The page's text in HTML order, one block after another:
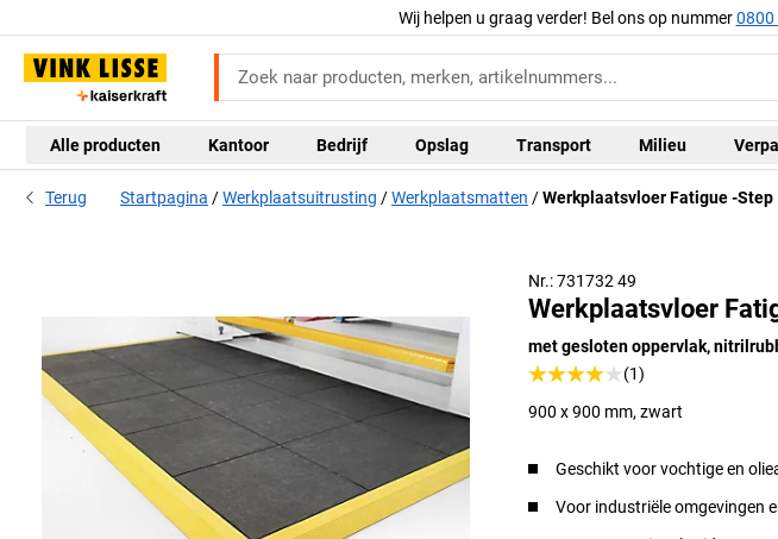
Wij helpen u graag verder! Bel ons op nummer0800
Alle producten Kantoor Bedrijf Opslag Transport Milieu
Terug Startpagina Werkplaatsuitrusting Werkplaatsmatten Werkplaatsvloer Fatigue -Step
Nr.: 731732 49
Werkplaatsvloer
met gesloten oppervlak,
(1)
900 x 900 mm, zwart
Geschikt voor vochtige en
Voor industriële omgevingen